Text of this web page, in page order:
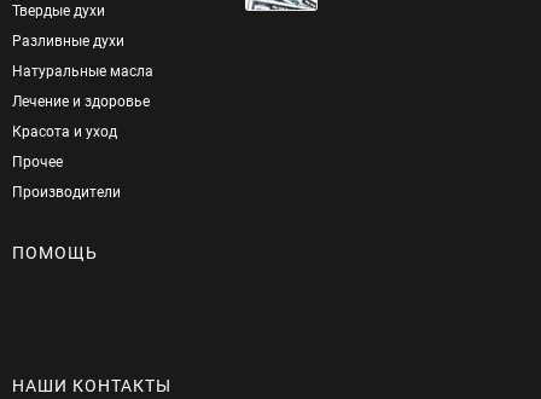
Твердые духи
Разливные духи
Натуральные масла
Лечение и здоровье
Красота и уход
Прочее
Производители
ПОМОЩЬ
НАШИ КОНТАКТЫ